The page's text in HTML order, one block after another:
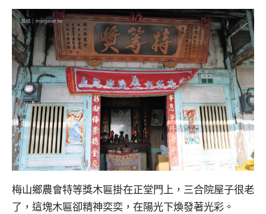
梅山鄉農會特等獎木匾掛在正堂門上，三合院屋子很老
了，這塊木匾卻精神奕奕，在陽光下煥發著光彩。